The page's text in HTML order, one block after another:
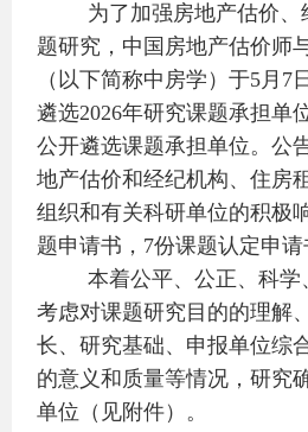
为了加强房地产估价、
题研究，中国房地产估价师
（以下简称中房学）于5月7
遴选2026年研究课题承担单
公开遴选课题承担单位。公
地产估价和经纪机构、住房
组织和有关科研单位的积极
题申请书，7份课题认定申请
本着公平、公正、科
考虑对课题研究目的的理解
长、研究基础、申报单位综
的意义和质量等情况，研究
单位（见附件）。